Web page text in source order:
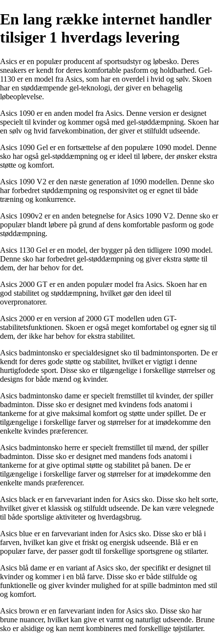
En lang række internet handler
tilsiger 1 hverdags levering
Asics er en populær producent af sportsudstyr og løbesko. Deres
sneakers er kendt for deres komfortable pasform og holdbarhed. Gel-
1130 er en model fra Asics, som har en overdel i hvid og sølv. Skoen
har en støddæmpende gel-teknologi, der giver en behagelig
løbeoplevelse.
Asics 1090 er en anden model fra Asics. Denne version er designet
specielt til kvinder og kommer også med gel-støddæmpning. Skoen har
en sølv og hvid farvekombination, der giver et stilfuldt udseende.
Asics 1090 Gel er en fortsættelse af den populære 1090 model. Denne
sko har også gel-støddæmpning og er ideel til løbere, der ønsker ekstra
støtte og komfort.
Asics 1090 V2 er den næste generation af 1090 modellen. Denne sko
har forbedret støddæmpning og responsivitet og er egnet til både
træning og konkurrence.
Asics 1090v2 er en anden betegnelse for Asics 1090 V2. Denne sko er
populær blandt løbere på grund af dens komfortable pasform og gode
støddæmpning.
Asics 1130 Gel er en model, der bygger på den tidligere 1090 model.
Denne sko har forbedret gel-støddæmpning og giver ekstra støtte til
dem, der har behov for det.
Asics 2000 GT er en anden populær model fra Asics. Skoen har en
god stabilitet og støddæmpning, hvilket gør den ideel til
overpronatorer.
Asics 2000 er en version af 2000 GT modellen uden GT-
stabilitetsfunktionen. Skoen er også meget komfortabel og egner sig til
dem, der ikke har behov for ekstra stabilitet.
Asics badmintonsko er specialdesignet sko til badmintonsporten. De er
kendt for deres gode støtte og stabilitet, hvilket er vigtigt i denne
hurtigfodede sport. Disse sko er tilgængelige i forskellige størrelser og
designs for både mænd og kvinder.
Asics badmintonsko dame er specielt fremstillet til kvinder, der spiller
badminton. Disse sko er designet med kvindens fods anatomi i
tankerne for at give maksimal komfort og støtte under spillet. De er
tilgængelige i forskellige farver og størrelser for at imødekomme den
enkelte kvindes præferencer.
Asics badmintonsko herre er specielt fremstillet til mænd, der spiller
badminton. Disse sko er designet med mandens fods anatomi i
tankerne for at give optimal støtte og stabilitet på banen. De er
tilgængelige i forskellige farver og størrelser for at imødekomme den
enkelte mands præferencer.
Asics black er en farvevariant inden for Asics sko. Disse sko helt sorte,
hvilket giver et klassisk og stilfuldt udseende. De kan være velegnede
til både sportslige aktiviteter og hverdagsbrug.
Asics blue er en farvevariant inden for Asics sko. Disse sko er blå i
farven, hvilket kan give et friskt og energisk udseende. Blå er en
populær farve, der passer godt til forskellige sportsgrene og stilarter.
Asics blå dame er en variant af Asics sko, der specifikt er designet til
kvinder og kommer i en blå farve. Disse sko er både stilfulde og
funktionelle og giver kvinder mulighed for at spille badminton med stil
og komfort.
Asics brown er en farvevariant inden for Asics sko. Disse sko har
brune nuancer, hvilket kan give et varmt og naturligt udseende. Brune
sko er alsidige og kan nemt kombineres med forskellige tøjstilarter.